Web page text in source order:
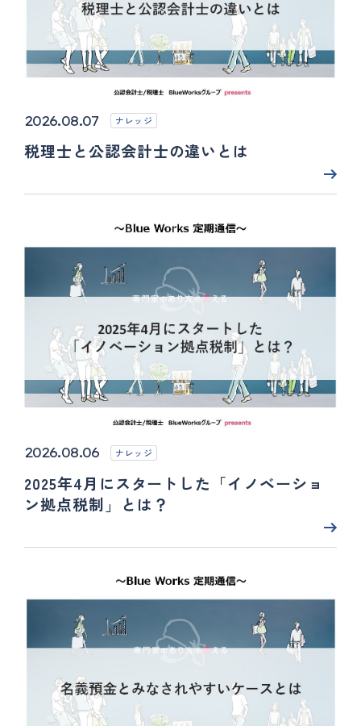
2026.08.07 ナレッジ
税理士と公認会計士の違いとは
2026.08.06 ナレッジ
2025年4月にスタートした「イノベーショ
ン拠点税制」とは？